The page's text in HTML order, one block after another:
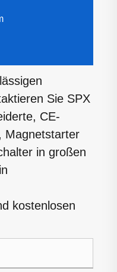
Sie SPX
CE-
Magnetstarter
in großen
kostenlosen